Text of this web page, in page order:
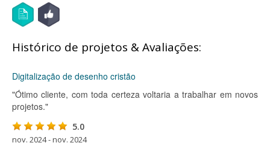
Histórico de projetos & Avaliações:
Digitalização de desenho cristão
"Ótimo cliente, com toda certeza voltaria a trabalhar em novos
projetos."
5.0
nov. 2024 - nov. 2024